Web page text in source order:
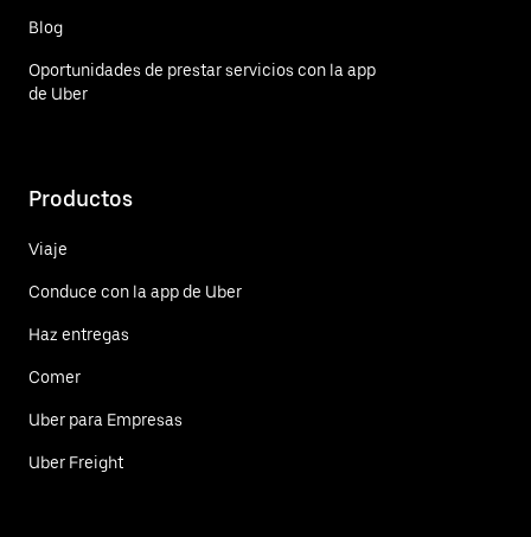
Blog
Oportunidades de prestar servicios con la app
de Uber
Productos
Viaje
Conduce con la app de Uber
Haz entregas
Comer
Uber para Empresas
Uber Freight